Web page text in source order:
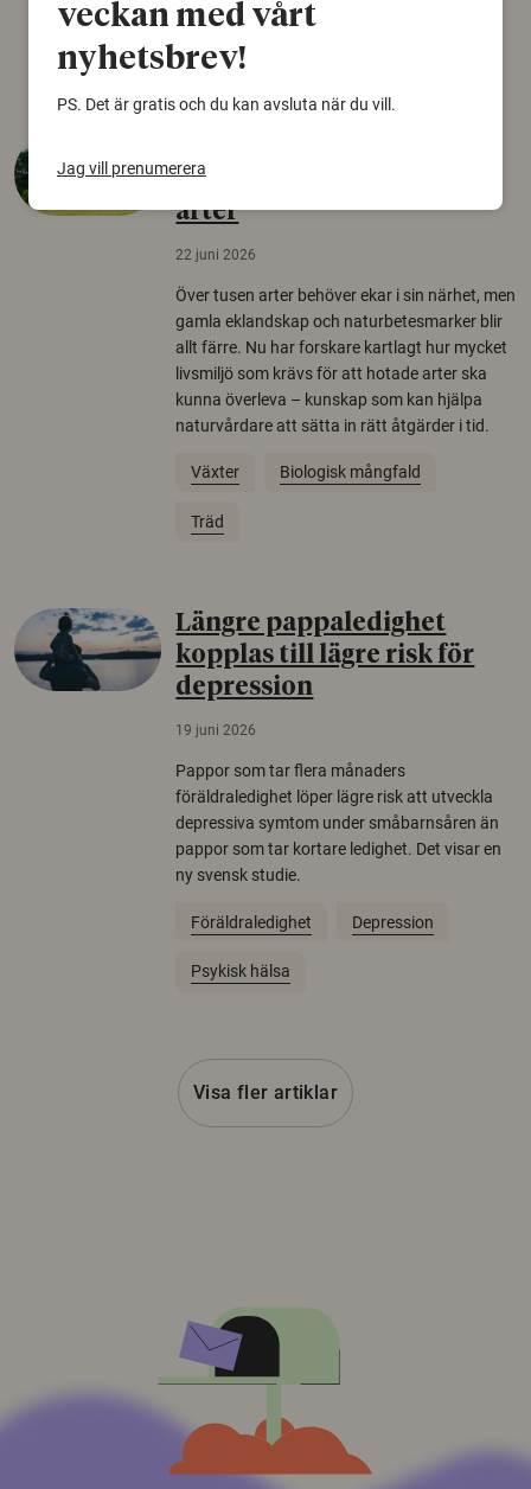
Arkeologi
krävs för att rädda hotade
arter
22 juni 2026
Över tusen arter behöver ekar i sin närhet, men
gamla eklandskap och naturbetesmarker blir
allt färre. Nu har forskare kartlagt hur mycket
livsmiljö som krävs för att hotade arter ska
kunna överleva – kunskap som kan hjälpa
naturvårdare att sätta in rätt åtgärder i tid.
Växter Biologisk mångfald
Träd
Längre pappaledighet
kopplas till lägre risk för
depression
19 juni 2026
Pappor som tar flera månaders
föräldraledighet löper lägre risk att utveckla
depressiva symtom under småbarnsåren än
pappor som tar kortare ledighet. Det visar en
ny svensk studie.
Föräldraledighet Depression
Psykisk hälsa
Visa fler artiklar
veckan med vårt
nyhetsbrev!
PS. Det är gratis och du kan avsluta när du vill.
Jag vill prenumerera